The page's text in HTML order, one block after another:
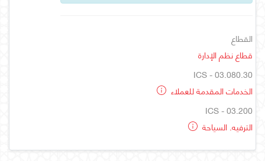
القطاع
قطاع نظم الإدارة
ICS - 03.080.30
الخدمات المقدمة للعملاء
ICS - 03.200
الترفيه. السياحة